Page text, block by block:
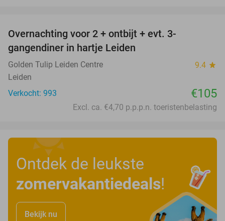
Overnachting voor 2 + ontbijt + evt. 3-
gangendiner in hartje Leiden
Golden Tulip Leiden Centre 9.4 star
Leiden
Verkocht: 993
€105
Excl. ca. €4,70 p.p.p.n. toeristenbelasting
Ontdek de leukste
zomervakantiedeals!
Bekijk nu